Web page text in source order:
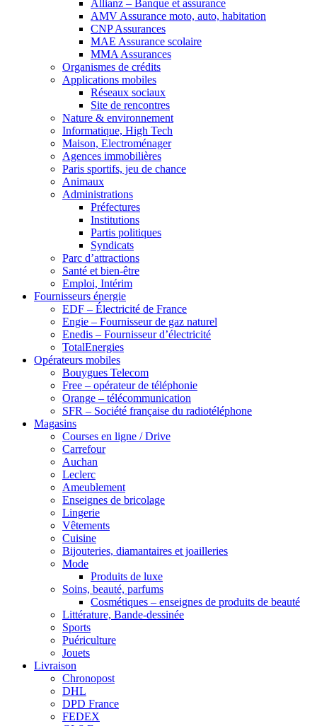
Allianz – Banque et assurance
AMV Assurance moto, auto, habitation
CNP Assurances
MAE Assurance scolaire
MMA Assurances
Organismes de crédits
Applications mobiles
Réseaux sociaux
Site de rencontres
Nature & environnement
Informatique, High Tech
Maison, Electroménager
Agences immobilières
Paris sportifs, jeu de chance
Animaux
Administrations
Préfectures
Institutions
Partis politiques
Syndicats
Parc d’attractions
Santé et bien-être
Emploi, Intérim
Fournisseurs énergie
EDF – Électricité de France
Engie – Fournisseur de gaz naturel
Enedis – Fournisseur d’électricité
TotalEnergies
Opérateurs mobiles
Bouygues Telecom
Free – opérateur de téléphonie
Orange – télécommunication
SFR – Société française du radiotéléphone
Magasins
Courses en ligne / Drive
Carrefour
Auchan
Leclerc
Ameublement
Enseignes de bricolage
Lingerie
Vêtements
Cuisine
Bijouteries, diamantaires et joailleries
Mode
Produits de luxe
Soins, beauté, parfums
Cosmétiques – enseignes de produits de beauté
Littérature, Bande-dessinée
Sports
Puériculture
Jouets
Livraison
Chronopost
DHL
DPD France
FEDEX